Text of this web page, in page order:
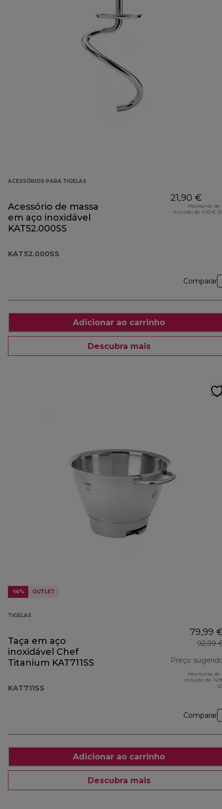
ACESSÓRIOS PARA TIGELAS
Acessório de massa
em aço inoxidável
KAT52.000SS
KAT52.000SS
21,90 €
Montante de
incluído de 4,10 €
Comparar
Adicionar ao carrinho
Descubra mais
-14% OUTLET
TIGELAS
Taça em aço
inoxidável Chef
Titanium KAT711SS
KAT711SS
79,99
92,99
Preço
Montante de
incluído de
Comparar
Adicionar ao carrinho
Descubra mais